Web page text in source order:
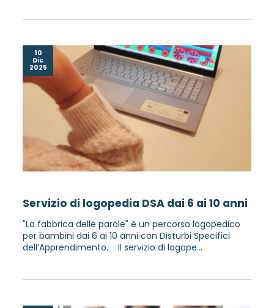
10
Dic
2025
Servizio di logopedia DSA dai 6 ai 10 anni
"La fabbrica delle parole" è un percorso logopedico
per bambini dai 6 ai 10 anni con Disturbi Specifici
dell’Apprendimento. Il servizio di logope...